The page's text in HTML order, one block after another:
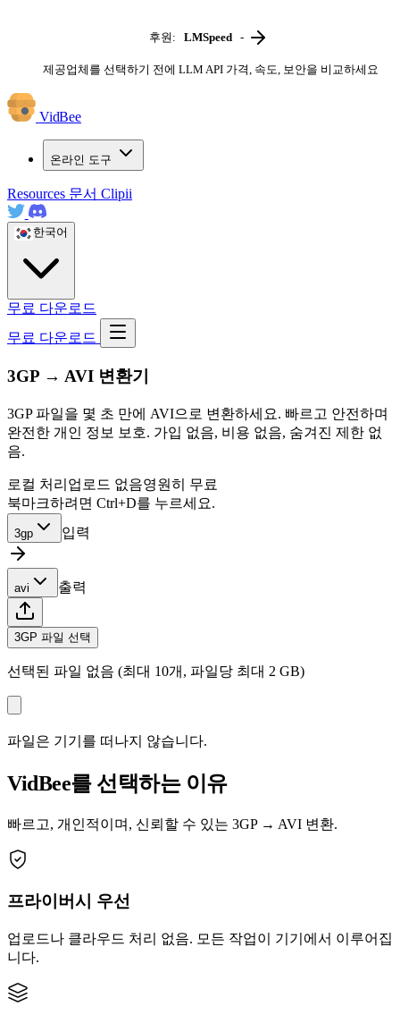
후원: LMSpeed -
제공업체를 선택하기 전에 LLM API 가격, 속도, 보안을 비교하세요
VidBee
온라인 도구
Resources 문서 Clipii
한국어
무료 다운로드
무료 다운로드
3GP → AVI 변환기
3GP 파일을 몇 초 만에 AVI으로 변환하세요. 빠르고 안전하며
완전한 개인 정보 보호. 가입 없음, 비용 없음, 숨겨진 제한 없
음.
로컬 처리 업로드 없음영원히 무료
북마크하려면 Ctrl+D를 누르세요.
3gp 입력
avi 출력
3GP 파일 선택
선택된 파일 없음 (최대 10개, 파일당 최대 2 GB)
파일은 기기를 떠나지 않습니다.
VidBee를 선택하는 이유
빠르고, 개인적이며, 신뢰할 수 있는 3GP → AVI 변환.
프라이버시 우선
업로드나 클라우드 처리 없음. 모든 작업이 기기에서 이루어집
니다.